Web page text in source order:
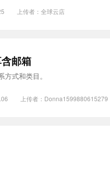
上传者： 全球云店
邮箱
式和类目。
上传者： Donna1599880615279